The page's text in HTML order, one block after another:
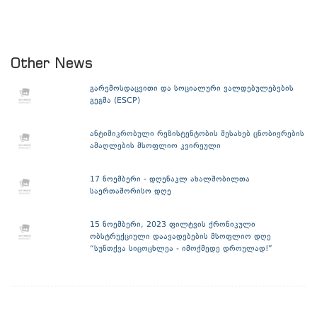
Other News
გარემოსდაცვითი და სოციალური ვალდებულებების
გეგმა (ESCP)
ანტიმიკრობული რეზისტენტობის შესახებ ცნობიერების
ამაღლების მსოფლიო კვირეული
17 ნოემბერი - დღენაკლ ახალშობილთა
საერთაშორისო დღე
15 ნოემბერი, 2023 ფილტვის ქრონიკული
ობსტრუქციული დაავადებების მსოფლიო დღე
“სუნთქვა სიცოცხლეა - იმოქმედე დროულად!”